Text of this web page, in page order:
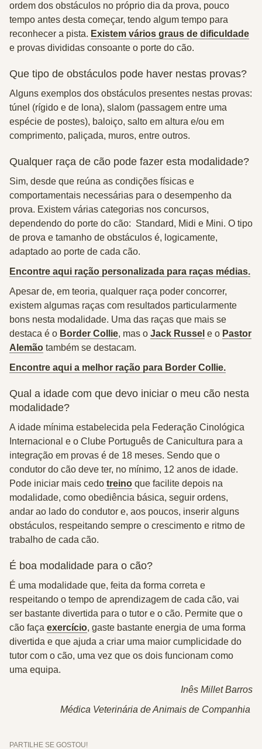
ordem dos obstáculos no próprio dia da prova, pouco
tempo antes desta começar, tendo algum tempo para
reconhecer a pista. Existem vários graus de dificuldade
e provas divididas consoante o porte do cão.
Que tipo de obstáculos pode haver nestas provas?
Alguns exemplos dos obstáculos presentes nestas provas:
túnel (rígido e de lona), slalom (passagem entre uma
espécie de postes), baloiço, salto em altura e/ou em
comprimento, paliçada, muros, entre outros.
Qualquer raça de cão pode fazer esta modalidade?
Sim, desde que reúna as condições físicas e
comportamentais necessárias para o desempenho da
prova. Existem várias categorias nos concursos,
dependendo do porte do cão: Standard, Midi e Mini. O tipo
de prova e tamanho de obstáculos é, logicamente,
adaptado ao porte de cada cão.
Encontre aqui ração personalizada para raças médias.
Apesar de, em teoria, qualquer raça poder concorrer,
existem algumas raças com resultados particularmente
bons nesta modalidade. Uma das raças que mais se
destaca é o Border Collie, mas o Jack Russel e o Pastor
Alemão também se destacam.
Encontre aqui a melhor ração para Border Collie.
Qual a idade com que devo iniciar o meu cão nesta
modalidade?
A idade mínima estabelecida pela Federação Cinológica
Internacional e o Clube Português de Canicultura para a
integração em provas é de 18 meses. Sendo que o
condutor do cão deve ter, no mínimo, 12 anos de idade.
Pode iniciar mais cedo treino que facilite depois na
modalidade, como obediência básica, seguir ordens,
andar ao lado do condutor e, aos poucos, inserir alguns
obstáculos, respeitando sempre o crescimento e ritmo de
trabalho de cada cão.
É boa modalidade para o cão?
É uma modalidade que, feita da forma correta e
respeitando o tempo de aprendizagem de cada cão, vai
ser bastante divertida para o tutor e o cão. Permite que o
cão faça exercício, gaste bastante energia de uma forma
divertida e que ajuda a criar uma maior cumplicidade do
tutor com o cão, uma vez que os dois funcionam como
uma equipa.
Inês Millet Barros
Médica Veterinária de Animais de Companhia
PARTILHE SE GOSTOU!